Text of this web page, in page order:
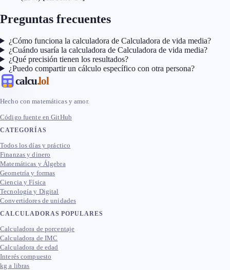
Preguntas frecuentes
¿Cómo funciona la calculadora de Calculadora de vida media?
¿Cuándo usaría la calculadora de Calculadora de vida media?
¿Qué precisión tienen los resultados?
¿Puedo compartir un cálculo específico con otra persona?
calcu.lol
Hecho con matemáticas y amor.
Código fuente en GitHub
CATEGORÍAS
Todos los días y práctico
Finanzas y dinero
Matemáticas y Álgebra
Geometría y formas
Ciencia y Física
Tecnología y Digital
Convertidores de unidades
CALCULADORAS POPULARES
Calculadora de porcentaje
Calculadora de IMC
Calculadora de edad
Interés compuesto
kg a libras